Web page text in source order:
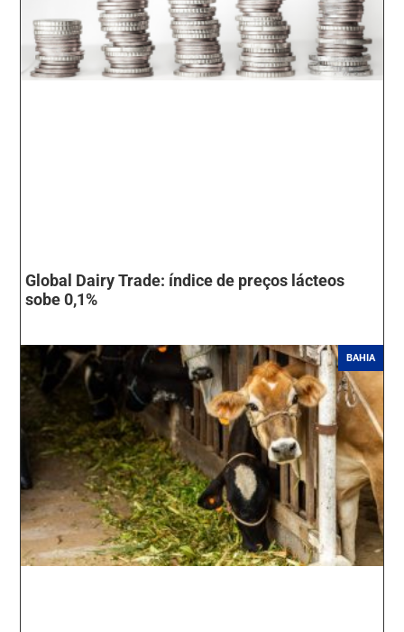
Global Dairy Trade: índice de preços lácteos
sobe 0,1%
BAHIA